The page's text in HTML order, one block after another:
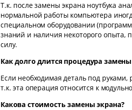
Т.к. после замены экрана ноутбука
нормальной работы компьютера
специальном оборудовании
знаний и наличия некоторого опыта,
силу.
Как долго длится процедура
Если необходимая деталь под
т.к. эта операция относится к
Какова стоимость замены экрана?